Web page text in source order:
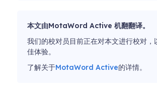
本文由MotaWord Active 机翻翻译。
我们的校对员目前正在对本文进行校对，
佳体验。
了解关于MotaWord Active的详情。